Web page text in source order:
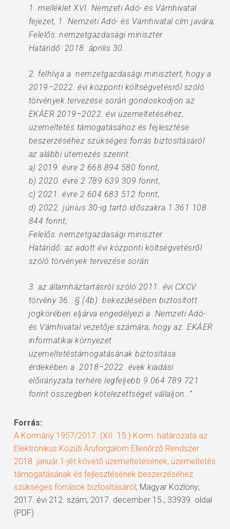
1. melléklet XVI. Nemzeti Adó- és Vámhivatal
fejezet, 1. Nemzeti Adó- és Vámhivatal cím javára;
Felelős: nemzetgazdasági miniszter
Határidő: 2018. április 30.
2. felhívja a nemzetgazdasági minisztert, hogy a
2019–2022. évi központi költségvetésről szóló
törvények tervezése során gondoskodjon az
EKÁER 2019–2022. évi üzemeltetéséhez,
üzemeltetés támogatásához és fejlesztése
beszerzéséhez szükséges forrás biztosításáról
az alábbi ütemezés szerint:
a) 2019. évre 2 668 894 580 forint,
b) 2020. évre 2 789 639 309 forint,
c) 2021. évre 2 604 683 512 forint,
d) 2022. június 30-ig tartó időszakra 1 361 108
844 forint;
Felelős: nemzetgazdasági miniszter
Határidő: az adott évi központi költségvetésről
szóló törvények tervezése során
3. az államháztartásról szóló 2011. évi CXCV.
törvény 36. § (4b) bekezdésében biztosított
jogkörében eljárva engedélyezi a Nemzeti Adó-
és Vámhivatal vezetője számára, hogy az EKÁER
informatikai környezet
üzemeltetéstámogatásának biztosítása
érdekében a 2018–2022. évek kiadási
előirányzata terhére legfeljebb 9 064 789 721
forint összegben kötelezettséget vállaljon…”
Forrás:
A Kormány 1957/2017. (XII. 15.) Korm. határozata az
Elektronikus Közúti Áruforgalom Ellenőrző Rendszer
2018. január 1-jét követő üzemeltetésének, üzemeltetés
támogatásának és fejlesztésének beszerzéséhez
szükséges források biztosításáról; Magyar Közlöny;
2017. évi 212. szám; 2017. december 15.; 33939. oldal
(PDF)